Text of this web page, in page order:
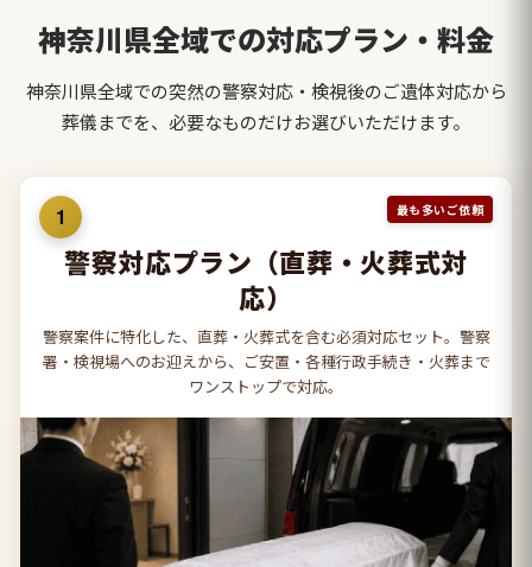
神奈川県全域での対応プラン・料金
神奈川県全域での突然の警察対応・検視後のご遺体対応から
葬儀までを、必要なものだけお選びいただけます。
1 最も多いご依頼
警察対応プラン（直葬・火葬式対
応）
警察案件に特化した、直葬・火葬式を含む必須対応セット。警察
署・検視場へのお迎えから、ご安置・各種行政手続き・火葬まで
ワンストップで対応。